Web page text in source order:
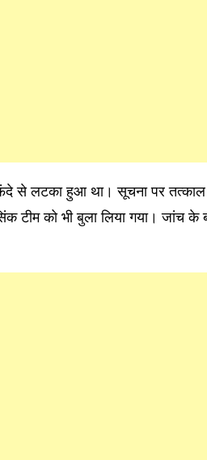
से लटका हुआ था। सूचना पर
टीम को भी बुला लिया गया। जांच के